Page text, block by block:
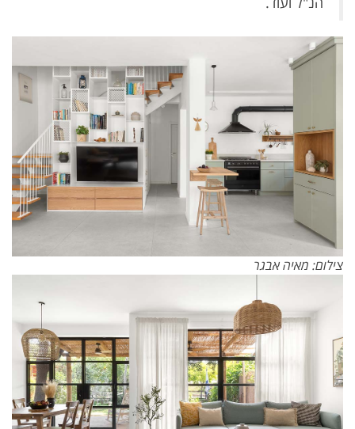
צילום: מאיה אבגר